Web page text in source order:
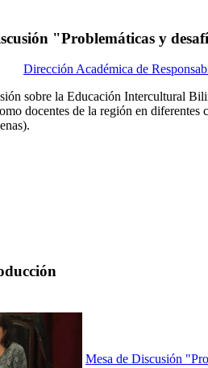
"Problemáticas y
Dirección Académica de
sobre la Educación Intercultural
docentes de la región en
Mesa de Discusión